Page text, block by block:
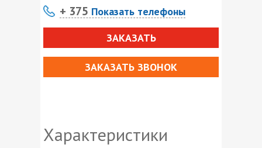
+ 375 Показать телефоны
ЗАКАЗАТЬ
ЗАКАЗАТЬ ЗВОНОК
Характеристики